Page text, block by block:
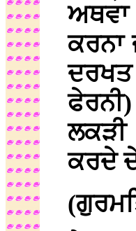
ਅਥਵਾ
ਕਰਨਾ
ਕਰਦੇ